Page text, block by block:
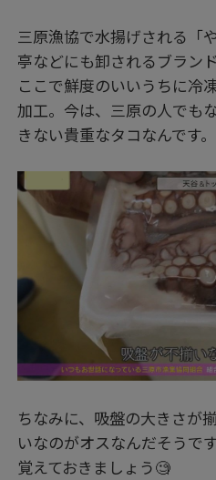
三原漁協で水揚げされる「
亭などにも卸されるブラン
ここで鮮度のいいうちに冷
加工。今は、三原の人でも
きない貴重なタコなんです。
ちなみに、吸盤の大きさが
いなのがオスなんだそうです
覚えておきましょう🧐